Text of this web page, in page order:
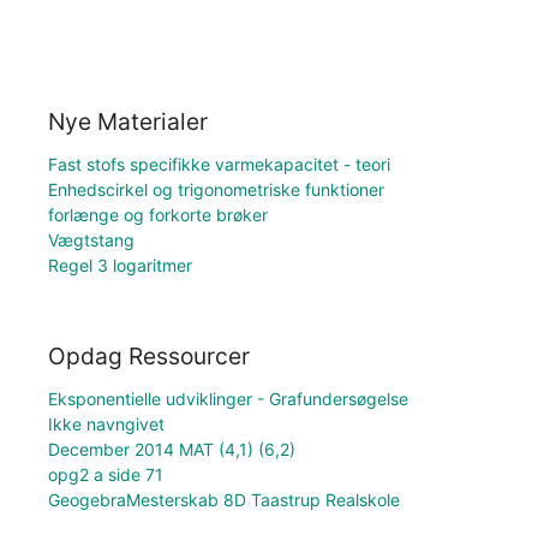
Nye Materialer
Fast stofs specifikke varmekapacitet - teori
Enhedscirkel og trigonometriske funktioner
forlænge og forkorte brøker
Vægtstang
Regel 3 logaritmer
Opdag Ressourcer
Eksponentielle udviklinger - Grafundersøgelse
Ikke navngivet
December 2014 MAT (4,1) (6,2)
opg2 a side 71
GeogebraMesterskab 8D Taastrup Realskole